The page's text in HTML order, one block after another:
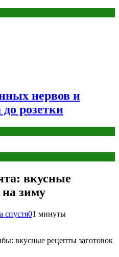
нервов и
розетки
вкусные
на зиму
спустя01 минуты